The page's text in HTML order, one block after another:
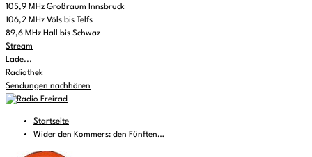
105,9 MHz Großraum Innsbruck
106,2 MHz Völs bis Telfs
89,6 MHz Hall bis Schwaz
Stream
Lade...
Radiothek
Sendungen nachhören
Startseite
Wider den Kommers: den Fünften…